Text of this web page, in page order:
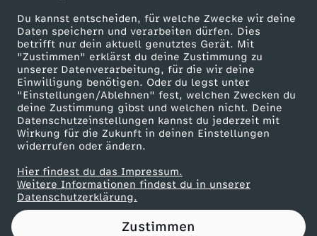
Du kannst entscheiden, für welche Zwecke wir deine
Daten speichern und verarbeiten dürfen. Dies
betrifft nur dein aktuell genutztes Gerät. Mit
"Zustimmen" erklärst du deine Zustimmung zu
unserer Datenverarbeitung, für die wir deine
Einwilligung benötigen. Oder du legst unter
"Einstellungen/Ablehnen" fest, welchen Zwecken du
deine Zustimmung gibst und welchen nicht. Deine
Datenschutzeinstellungen kannst du jederzeit mit
Wirkung für die Zukunft in deinen Einstellungen
widerrufen oder ändern.
Hier findest du das Impressum.
Weitere Informationen findest du in unserer
Datenschutzerklärung.
Zustimmen
ZDF goes Schule
Werbefernsehen
Mainzelmännchen
Partner